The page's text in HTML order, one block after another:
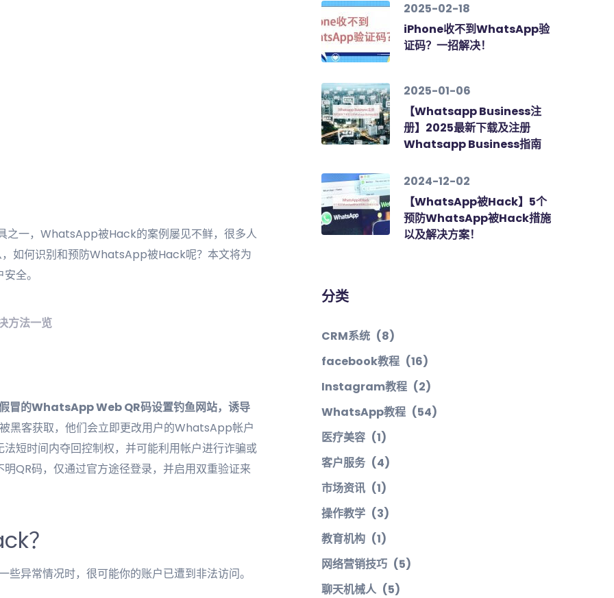
一，WhatsApp被Hack的案例屡见不鲜，很多人
如何识别和预防WhatsApp被Hack呢？本文将为
全。
方法一览
的WhatsApp Web QR码设置钓鱼网站，诱导
黑客获取，他们会立即更改用户的WhatsApp帐户
短时间内夺回控制权，并可能利用帐户进行诈骗或
QR码，仅通过官方途径登录，并启用双重验证来
？
些异常情况时，很可能你的账户已遭到非法访问。
2025-02-18
iPhone收不到WhatsApp验
证码？一招解决！
2025-01-06
【Whatsapp Business注
册】2025最新下载及注册
Whatsapp Business指南
2024-12-02
【WhatsApp被Hack】5个
预防WhatsApp被Hack措施
以及解决方案！
分类
CRM系统 (8)
facebook教程 (16)
Instagram教程 (2)
WhatsApp教程 (54)
医疗美容 (1)
客户服务 (4)
市场资讯 (1)
操作教学 (3)
教育机构 (1)
网络营销技巧 (5)
聊天机械人 (5)